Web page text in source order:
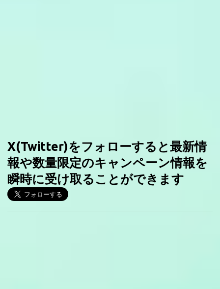
X(Twitter)をフォローすると最新情
報や数量限定のキャンペーン情報を
瞬時に受け取ることができます